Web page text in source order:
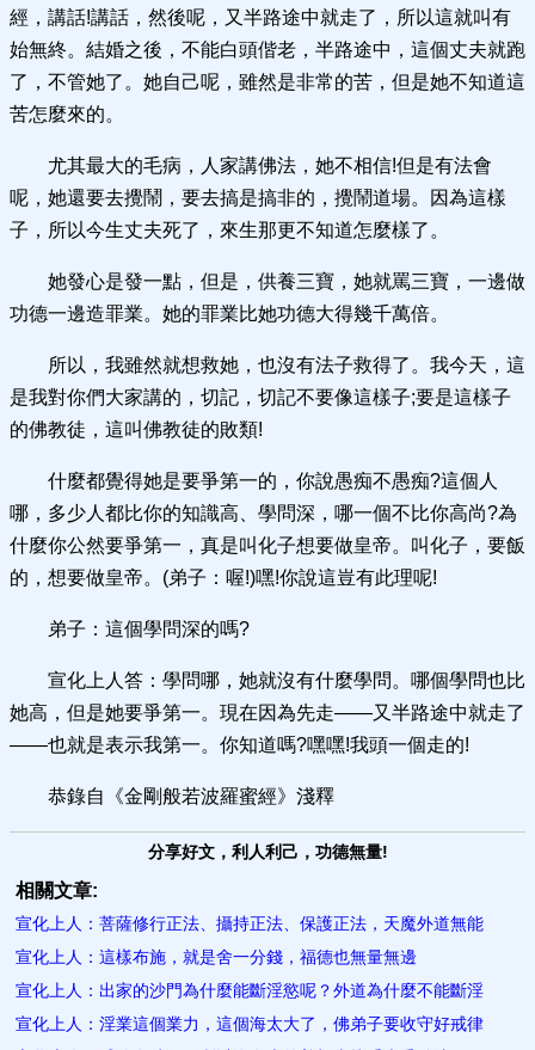
經，講話!講話，然後呢，又半路途中就走了，所以這就叫有
始無終。結婚之後，不能白頭偕老，半路途中，這個丈夫就跑
了，不管她了。她自己呢，雖然是非常的苦，但是她不知道這
苦怎麼來的。
尤其最大的毛病，人家講佛法，她不相信!但是有法會
呢，她還要去攪鬧，要去搞是搞非的，攪鬧道場。因為這樣
子，所以今生丈夫死了，來生那更不知道怎麼樣了。
她發心是發一點，但是，供養三寶，她就罵三寶，一邊做
功德一邊造罪業。她的罪業比她功德大得幾千萬倍。
所以，我雖然就想救她，也沒有法子救得了。我今天，這
是我對你們大家講的，切記，切記不要像這樣子;要是這樣子
的佛教徒，這叫佛教徒的敗類!
什麼都覺得她是要爭第一的，你說愚痴不愚痴?這個人
哪，多少人都比你的知識高、學問深，哪一個不比你高尚?為
什麼你公然要爭第一，真是叫化子想要做皇帝。叫化子，要飯
的，想要做皇帝。(弟子：喔!)嘿!你說這豈有此理呢!
弟子：這個學問深的嗎?
宣化上人答：學問哪，她就沒有什麼學問。哪個學問也比
她高，但是她要爭第一。現在因為先走——又半路途中就走了
——也就是表示我第一。你知道嗎?嘿嘿!我頭一個走的!
恭錄自《金剛般若波羅蜜經》淺釋
分享好文，利人利己，功德無量!
相關文章:
宣化上人：菩薩修行正法、攝持正法、保護正法，天魔外道無能
宣化上人：這樣布施，就是舍一分錢，福德也無量無邊
宣化上人：出家的沙門為什麼能斷淫慾呢？外道為什麼不能斷淫
宣化上人：淫業這個業力，這個海太大了，佛弟子要收守好戒律